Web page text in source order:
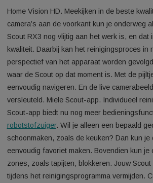
Aanvullende informatie
Home Vision HD. Meekijken in de beste
camera’s aan de voorkant kun je
Scout RX3 nog vlijtig aan het werk is, en
kwaliteit. Daarbij kan het
perspectief van het apparaat worden
waar de Scout op dat moment is. Met
eenvoudig navigeren. En de live
versleuteld. Miele Scout-app.